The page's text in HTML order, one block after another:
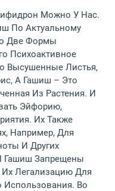
Можно У Нас.
По Актуальному
Две Формы
Психоактивное
Высушенные Листья,
А Гашиш – Это
Из Растения. И
Эйфорию,
Их Также
Например, Для
И Других
Гашиш Запрещены
Легализацию Для
Использования. Во